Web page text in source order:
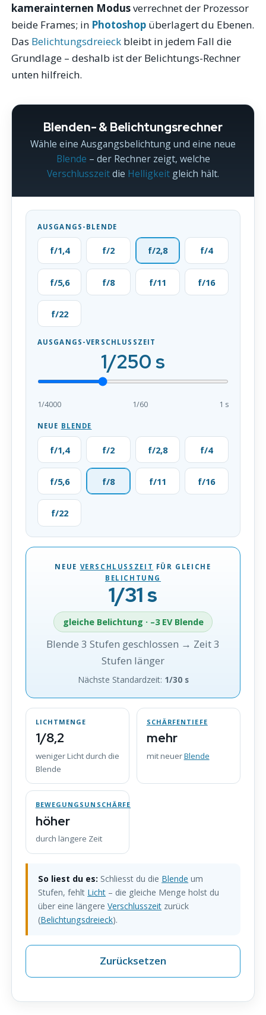
kamerainternen Modusverrechnet der Prozessor
beide Frames; in Photoshop überlagert du Ebenen.
Das Belichtungsdreieck bleibt in jedem Fall die
Grundlage – deshalb ist der Belichtungs-Rechner
unten hilfreich.
Blenden- & Belichtungsrechner
Wähle eine Ausgangsbelichtung und eine neue
Blende – der Rechner zeigt, welche
Verschlusszeitdie Helligkeit gleich hält.
AUSGANGS-BLENDE
f/1,4 f/2 f/2,8 f/4
f/5,6 f/8 f/11 f/16
f/22
AUSGANGS-VERSCHLUSSZEIT
1/250 s
1/4000 1/60 1 s
NEUE BLENDE
f/1,4 f/2 f/2,8 f/4
f/5,6 f/8 f/11 f/16
f/22
NEUE VERSCHLUSSZEIT FÜR GLEICHE
BELICHTUNG
1/31 s
gleiche Belichtung · –3 EV Blende
Blende 3 Stufen geschlossen → Zeit 3
Stufen länger
Nächste Standardzeit: 1/30 s
LICHTMENGE
1/8,2
weniger Licht durch die
Blende
SCHÄRFENTIEFE
mehr
mit neuerBlende
BEWEGUNGSUNSCHÄRFE
höher
durch längere Zeit
So liest du es: Schliesst du die Blende um
Stufen, fehlt Licht – die gleiche Menge holst du
über eine längereVerschlusszeit zurück
(Belichtungsdreieck).
Zurücksetzen